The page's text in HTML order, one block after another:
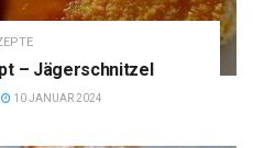
– Jägerschnitzel
10 JANUAR 2024